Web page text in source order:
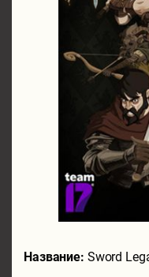
Название: Sword